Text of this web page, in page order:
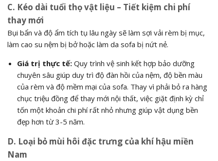
C. Kéo dài tuổi thọ vật liệu – Tiết kiệm chi phí
thay mới
Bụi bẩn và độ ẩm tích tụ lâu ngày sẽ làm sợi vải rèm bị mục,
làm cao su nệm bị bở hoặc làm da sofa bị nứt nẻ.
Giá trị thực tế:Quy trình vệ sinh kết hợp bảo dưỡng
chuyên sâu giúp duy trì độ đàn hồi của nệm, độ bền màu
của rèm và độ mềm mại của sofa. Thay vì phải bỏ ra hàng
chục triệu đồng để thay mới nội thất, việc giặt định kỳ chỉ
tốn một khoản chi phí rất nhỏ nhưng giúp vật dụng bền
đẹp hơn từ 3-5 năm.
D. Loại bỏ mùi hôi đặc trưng của khí hậu miền
Nam